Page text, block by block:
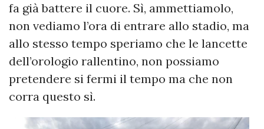
fa già battere il cuore. Sì, ammettiamolo,
non vediamo l’ora di entrare allo stadio, ma
allo stesso tempo speriamo che le lancette
dell’orologio rallentino, non possiamo
pretendere si fermi il tempo ma che non
corra questo sì.